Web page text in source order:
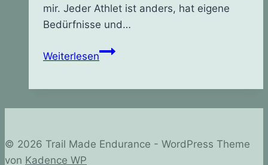
mir. Jeder Athlet ist anders, hat eigene
Bedürfnisse und…
WeiterlesenWas?
© 2026 Trail Made Endurance - WordPress Theme
von Kadence WP